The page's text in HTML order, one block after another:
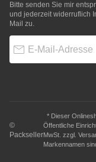
Bitte senden Sie mir
und jederzeit widerruflich
Mail zu.
©
Packseller
* Dieser
Öffentliche
MwSt. zzgl.
Markennamen